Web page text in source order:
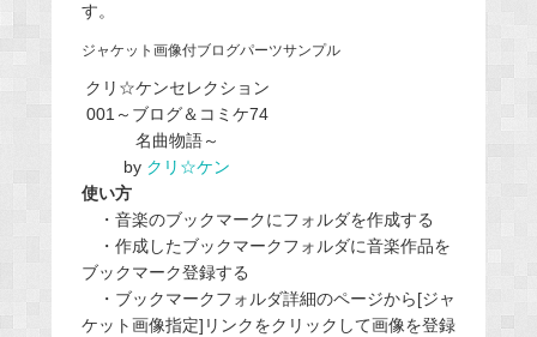
す。
ジャケット画像付ブログパーツサンプル
クリ☆ケンセレクション
001～ブログ＆コミケ74
名曲物語～
by クリ☆ケン
使い方
・音楽のブックマークにフォルダを作成する
・作成したブックマークフォルダに音楽作品を
ブックマーク登録する
・ブックマークフォルダ詳細のページから[ジャ
ケット画像指定]リンクをクリックして画像を登録